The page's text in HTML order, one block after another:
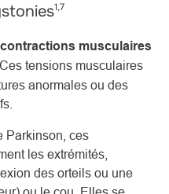
1,7
contractions musculaires
. Ces tensions musculaires
anormales ou des
Parkinson, ces
les extrémités,
des orteils ou une